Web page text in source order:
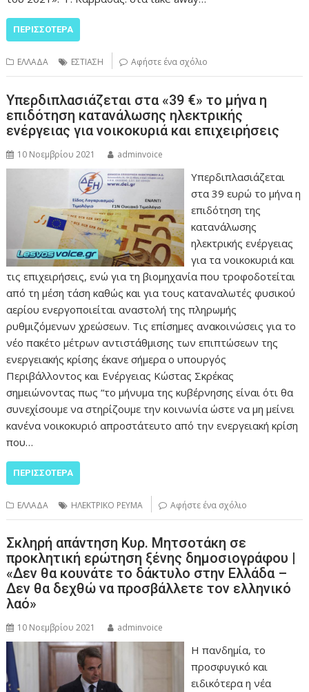
ΠΕΡΙΣΣΌΤΕΡΑ
ΕΛΛΑΔΑ ΕΣΤΙΑΣΗ Αφήστε ένα σχόλιο
Υπερδιπλασιάζεται στα «39 €» το μήνα η
επιδότηση κατανάλωσης ηλεκτρικής
ενέργειας για νοικοκυριά και επιχειρήσεις
10 Νοεμβρίου 2021 adminvoice
Υπερδιπλασιάζεται
στα 39 ευρώ το μήνα η
επιδότηση της
κατανάλωσης
ηλεκτρικής ενέργειας
για τα νοικοκυριά και
τις επιχειρήσεις, ενώ για τη βιομηχανία που τροφοδοτείται
από τη μέση τάση καθώς και για τους καταναλωτές φυσικού
αερίου ενεργοποιείται αναστολή της πληρωμής
ρυθμιζόμενων χρεώσεων. Τις επίσημες ανακοινώσεις για το
νέο πακέτο μέτρων αντιστάθμισης των επιπτώσεων της
ενεργειακής κρίσης έκανε σήμερα ο υπουργός
Περιβάλλοντος και Ενέργειας Κώστας Σκρέκας
σημειώνοντας πως “το μήνυμα της κυβέρνησης είναι ότι θα
συνεχίσουμε να στηρίζουμε την κοινωνία ώστε να μη μείνει
κανένα νοικοκυριό απροστάτευτο από την ενεργειακή κρίση
που…
ΠΕΡΙΣΣΌΤΕΡΑ
ΕΛΛΑΔΑ ΗΛΕΚΤΡΙΚΟ ΡΕΥΜΑ Αφήστε ένα σχόλιο
Σκληρή απάντηση Κυρ. Μητσοτάκη σε
προκλητική ερώτηση ξένης δημοσιογράφου |
«Δεν θα κουνάτε το δάκτυλο στην Ελλάδα –
Δεν θα δεχθώ να προσβάλλετε τον ελληνικό
λαό»
10 Νοεμβρίου 2021 adminvoice
Η πανδημία, το
προσφυγικό και
ειδικότερα η νέα